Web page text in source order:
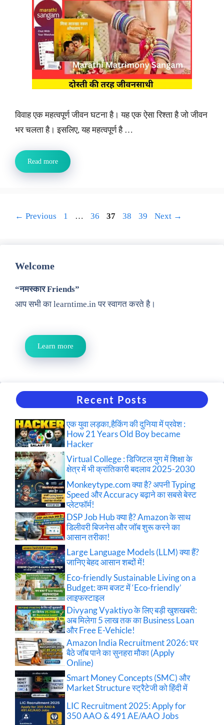
विवाह एक महत्वपूर्ण जीवन घटना है। यह एक ऐसा रिश्ता है जो जीवन
भर चलता है। इसलिए, यह महत्वपूर्ण है …
Read more
← Previous Page
1 … Page
36 Page
37 Page
38 Page
39 Next →
Welcome
“नमस्कार Friends”
आप सभी का learntime.in पर स्वागत करते है।
Learn more
Recent Posts
एक युवा लड़का,हैकिंग की दुनिया में प्रवेश :
How 21 Years Old Boy became
Hacker
Virtual College : डिजिटल युग में शिक्षा के
क्षेत्र में भी क्रांतिकारी बदलाव 2025-2030
Monkeytype.com क्या है? अपनी Typing
Speed और Accuracy बढ़ाने का सबसे बेस्ट
प्लेटफॉर्म!
DSP Job Hub क्या है? Amazon के साथ
डिलीवरी बिजनेस और जॉब शुरू करने का
आसान तरीका!
Large Language Models (LLM) क्या हैं?
जानिए बेहद आसान शब्दों में!
Eco-friendly Sustainable Living on a
Budget: कम बजट में ‘Eco-friendly’
लाइफस्टाइल
Divyang Vyaktiyo के लिए बड़ी खुशखबरी:
अब मिलेगा 5 लाख तक का Business Loan
और Free E-Vehicle!
Amazon India Recruitment 2026: घर
बैठे जॉब पाने का सुनहरा मौका (Apply
Online)
Smart Money Concepts (SMC) और
Market Structure स्ट्रैटेजी को हिंदी में
LIC Recruitment 2025: Apply for
350 AAO & 491 AE/AAO Jobs